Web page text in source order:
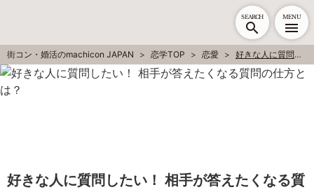
SEARCH MENU
街コン・婚活のmachicon JAPAN 恋学TOP 恋愛 好きな人に質問したい！ 相手が答えたくなる質問の仕方とは？
好きな人に質問したい！ 相手が答えたくなる質